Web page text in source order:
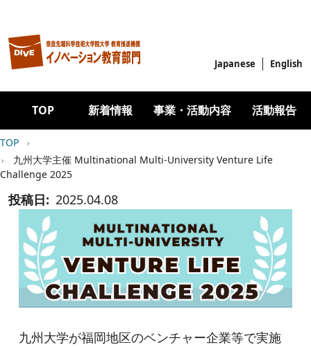
Japanese English
Main navigation
TOP 新着情報 事業・活動内容 活動報告
パンくず
TOP
九州大学主催 Multinational Multi-University Venture Life
Challenge 2025
投稿日 2025.04.08
九州大学が福岡地区のベンチャー企業等で実施